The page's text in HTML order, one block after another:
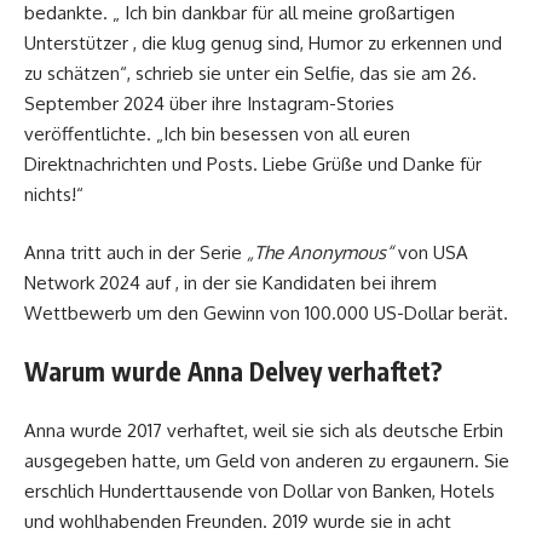
bedankte. „ Ich bin dankbar für all meine großartigen
Unterstützer , die klug genug sind, Humor zu erkennen und
zu schätzen“, schrieb sie unter ein Selfie, das sie am 26.
September 2024 über ihre Instagram-Stories
veröffentlichte. „Ich bin besessen von all euren
Direktnachrichten und Posts. Liebe Grüße und Danke für
nichts!“
Anna tritt auch in der Serie „The Anonymous“von USA
Network 2024 auf , in der sie Kandidaten bei ihrem
Wettbewerb um den Gewinn von 100.000 US-Dollar berät.
Warum wurde Anna Delvey verhaftet?
Anna wurde 2017 verhaftet, weil sie sich als deutsche Erbin
ausgegeben hatte, um Geld von anderen zu ergaunern. Sie
erschlich Hunderttausende von Dollar von Banken, Hotels
und wohlhabenden Freunden. 2019 wurde sie in acht